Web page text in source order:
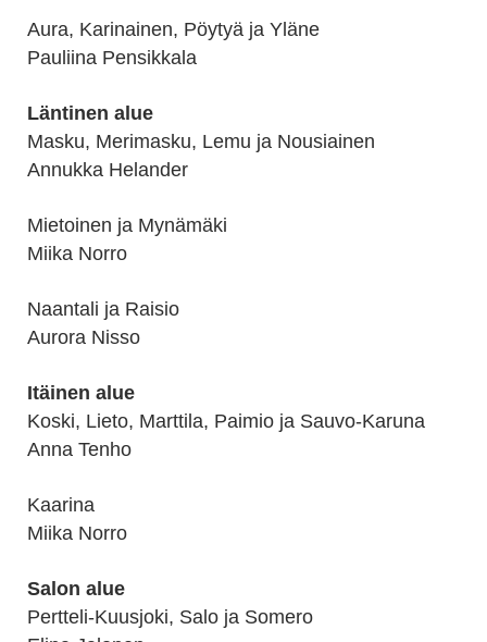
Aura, Karinainen, Pöytyä ja Yläne
Pauliina Pensikkala
Läntinen alue
Masku, Merimasku, Lemu ja Nousiainen
Annukka Helander
Mietoinen ja Mynämäki
Miika Norro
Naantali ja Raisio
Aurora Nisso
Itäinen alue
Koski, Lieto, Marttila, Paimio ja Sauvo-Karuna
Anna Tenho
Kaarina
Miika Norro
Salon alue
Pertteli-Kuusjoki, Salo ja Somero